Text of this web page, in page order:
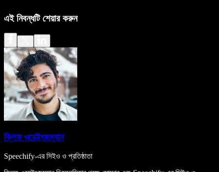
এই নিবন্ধটি শেয়ার করুন
ক্লিফ ওয়েইৎজম্যান
Speechify-এর সিইও ও প্রতিষ্ঠাতা